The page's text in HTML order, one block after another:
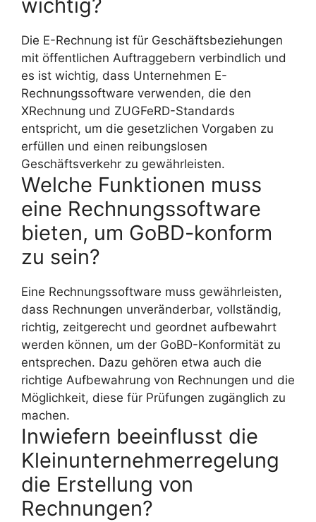
wichtig?
Die E-Rechnung ist für Geschäftsbeziehungen
mit öffentlichen Auftraggebern verbindlich und
es ist wichtig, dass Unternehmen E-
Rechnungssoftware verwenden, die den
XRechnung und ZUGFeRD-Standards
entspricht, um die gesetzlichen Vorgaben zu
erfüllen und einen reibungslosen
Geschäftsverkehr zu gewährleisten.
Welche Funktionen muss
eine Rechnungssoftware
bieten, um GoBD-konform
zu sein?
Eine Rechnungssoftware muss gewährleisten,
dass Rechnungen unveränderbar, vollständig,
richtig, zeitgerecht und geordnet aufbewahrt
werden können, um der GoBD-Konformität zu
entsprechen. Dazu gehören etwa auch die
richtige Aufbewahrung von Rechnungen und die
Möglichkeit, diese für Prüfungen zugänglich zu
machen.
Inwiefern beeinflusst die
Kleinunternehmerregelung
die Erstellung von
Rechnungen?